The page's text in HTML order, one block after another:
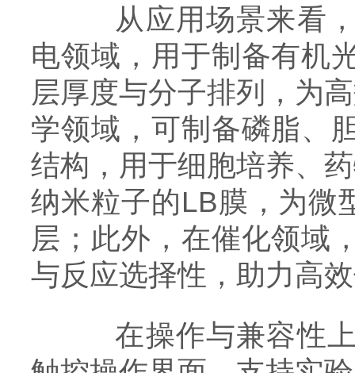
从应用场景来看，
电领域，用于制备有机
层厚度与分子排列，为
学领域，可制备磷脂、
结构，用于细胞培养、
纳米粒子的LB膜，为微
层；此外，在催化领域
与反应选择性，助力高
在操作与兼容性上